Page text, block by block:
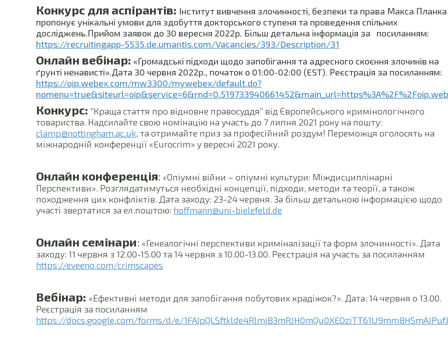
Конкурс для аспірантів: Інститут вивчення злочинності, безпеки та права Макса Планка
пропонує унікальні умови для здобуття докторського ступеня та проведення спільних
досліджень.Прийом заявок до 30 вересня 2022р. Більш детальна інформація за посиланням:
https://recruitingapp-5535.de.umantis.com/Vacancies/393/Description/31
Онлайн вебінар: «Громадські підходи щодо запобігання та адресного скоєння злочинів на
ґрунті ненависті».Дата 30 червня 2022р., початок о 01:00-02:00 (EST). Реєстрація за посиланням:
https://ojp.webex.com/mw3300/mywebex/default.do?
Конкурс: “Краща стаття про відновне правосуддя” від Європейського кримінологічного
товариства. Надсилайте свою номінацію на участь до 7 липня 2021 року на пошту:
clamp@nottingham.ac.uk, та отримайте приз за професійний роздум! Переможця оголосять на
міжнародній конференції «Eurocrim» у вересні 2021 року.
Онлайн конференція: «Опіумні війни – опіумні культури: Міждисциплінарні
Перспективи». Розглядатимуться необхідні концепції, підходи, методи та теорії, а також
походження цих конфліктів. Дата заходу: 23-24 червня. За більш детальною інформацією щодо
участі звертатися за ел.поштою: hoffmann@uni-bielefeld.de
Онлайн семінари: «Генеалогічні перспективи криміналізації та форм злочинності». Дата
заходу: 11 червня з 12.00-15.00 та 14 червня з 10.00-13.00. Реєстрація на участь за посиланням
https://eveeno.com/crimscapes
Вебінар: «Ефективні методи для запобігання побутових крадіжок?». Дата: 14 червня о 13.00.
Реєстрація за посиланням
https://docs.google.com/forms/d/e/